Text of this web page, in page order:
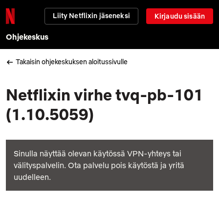
Liity Netflixin jäseneksi Kirjaudu sisään
Ohjekeskus
Takaisin ohjekeskuksen aloitussivulle
Netflixin virhe tvq-pb-101
(1.10.5059)
Sinulla näyttää olevan käytössä VPN-yhteys tai
välityspalvelin. Ota palvelu pois käytöstä ja yritä
uudelleen.